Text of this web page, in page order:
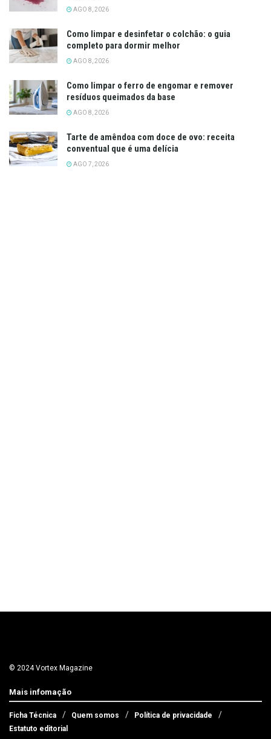
AGO 8, 2026
Como limpar e desinfetar o colchão: o guia
completo para dormir melhor
AGO 8, 2026
Como limpar o ferro de engomar e remover
resíduos queimados da base
AGO 8, 2026
Tarte de amêndoa com doce de ovo: receita
conventual que é uma delícia
AGO 7, 2026
© 2024 Vortex Magazine
Mais infomação
Ficha Técnica Quem somos
Política de privacidade
Estatuto editorial